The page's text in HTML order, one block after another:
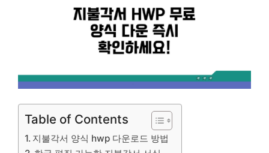
Table of Contents
지불각서 양식 hwp 다운로드 방법